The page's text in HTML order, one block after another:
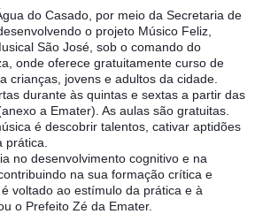
do Casado, por meio da Secretaria de
o projeto Músico Feliz,
São José, sob o comando do
onde oferece gratuitamente curso de
crianças, jovens e adultos da cidade.
durante às quintas e sextas a partir das
a Emater). As aulas são gratuitas.
é descobrir talentos, cativar aptidões
no desenvolvimento cognitivo e na
na sua formação crítica e
voltado ao estímulo da prática e à
o Prefeito Zé da Emater.